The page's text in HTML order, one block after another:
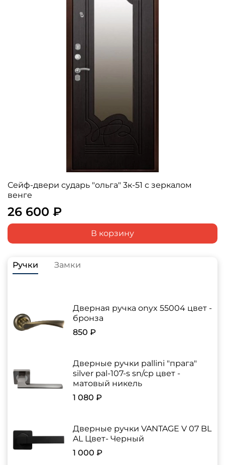
Сейф-двери сударь "ольга" 3к-51 с зеркалом
венге
26 600 ₽
В корзину
Ручки Замки
Дверная ручка onyx 55004 цвет -
бронза
850 ₽
Дверные ручки pallini "прага"
silver pal-107-s sn/cp цвет -
матовый никель
1 080 ₽
Дверные ручки VANTAGE V 07 BL
AL Цвет- Черный
1 000 ₽